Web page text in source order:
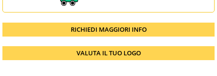
RICHIEDI MAGGIORI INFO
VALUTA IL TUO LOGO